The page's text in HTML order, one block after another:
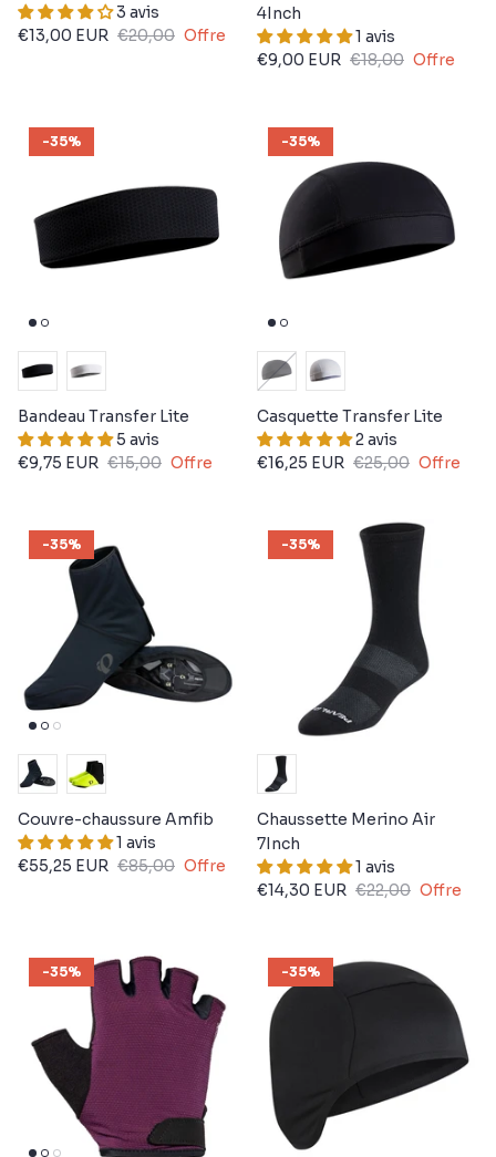
3 avis
€13,00 EUR €20,00 Offre
4Inch
1 avis
€9,00 EUR €18,00 Offre
-35%
Bandeau Transfer Lite
5 avis
€9,75 EUR €15,00 Offre
-35%
Casquette Transfer Lite
2 avis
€16,25 EUR €25,00 Offre
-35%
Couvre-chaussure Amfib
1 avis
€55,25 EUR €85,00 Offre
-35%
Chaussette Merino Air
7Inch
1 avis
€14,30 EUR €22,00 Offre
-35% -35%